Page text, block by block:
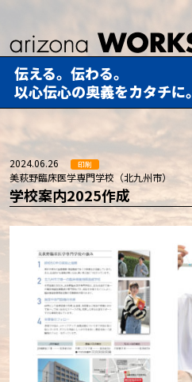
伝える。伝わる。
以心伝心の奥義をカタチに。
2024.06.26 印刷
美萩野臨床医学専門学校（北九州市）
学校案内2025作成